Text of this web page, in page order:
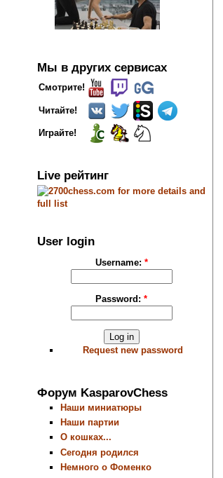
Мы в других сервисах
Смотрите!
Читайте!
Играйте!
Live рейтинг
User login
Username: *
Password:*
Request new password
Форум KasparovChess
Наши миниатюры
Наши партии
О кошках...
Сегодня родился
Немного о Фоменко